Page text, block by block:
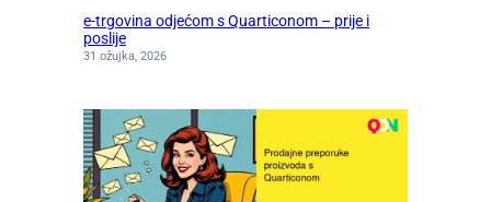
e-trgovina odjećom s Quarticonom – prije i
poslije
31 ožujka, 2026